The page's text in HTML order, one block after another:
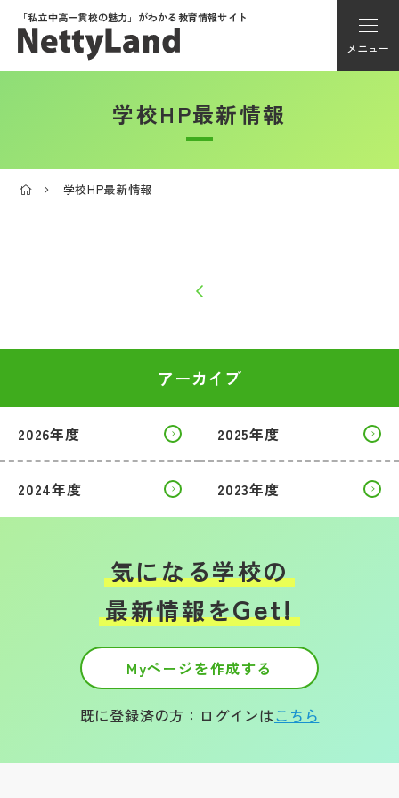
「私立中高一貫校の魅力」がわかる教育情報サイト
メニュー
アカウント登録
帰国生受験情報
説明会・イベント情報
学校からのお知らせ
学校HP最新情報
NettyLandかわら版
学校HP最新情報
学校HP最新情報
アーカイブ
2026年度 2025年度
2024年度 2023年度
気になる学校の
最新情報をGet!
Myページを作成する
既に登録済の方：ログインはこちら